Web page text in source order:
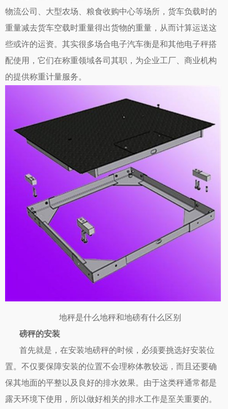
物流公司、大型农场、粮食收购中心等场所，货车负载时的
重量减去货车空载时重量得出货物的重量，从而计算运送这
些或许的运资。其实很多场合电子汽车衡是和其他电子秤搭
配使用，它们在称重领域各司其职，为企业工厂、商业机构
的提供称重计量服务。
地秤是什么地秤和地磅有什么区别
磅秤的安装
首先就是，在安装地磅秤的时候，必须要挑选好安装位
置。不仅要保障安装的位置不会理称体教较远，而且还要确
保其地面的平整以及良好的排水效果。由于这类秤通常都是
露天环境下使用，所以做好相关的排水工作是至关重要的。